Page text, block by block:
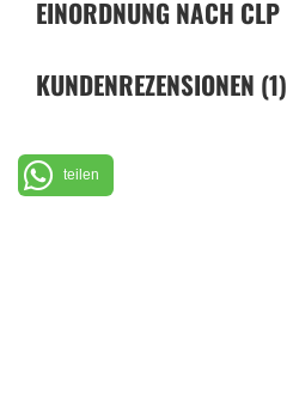
EINORDNUNG NACH CLP
KUNDENREZENSIONEN (1)
teilen